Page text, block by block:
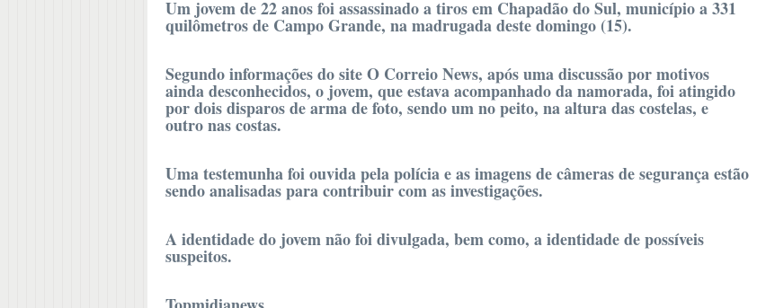
Um jovem de 22 anos foi assassinado a tiros em Chapadão do Sul, município a 331
quilômetros de Campo Grande, na madrugada deste domingo (15).
Segundo informações do site O Correio News, após uma discussão por motivos
ainda desconhecidos, o jovem, que estava acompanhado da namorada, foi atingido
por dois disparos de arma de foto, sendo um no peito, na altura das costelas, e
outro nas costas.
Uma testemunha foi ouvida pela polícia e as imagens de câmeras de segurança estão
sendo analisadas para contribuir com as investigações.
A identidade do jovem não foi divulgada, bem como, a identidade de possíveis
suspeitos.